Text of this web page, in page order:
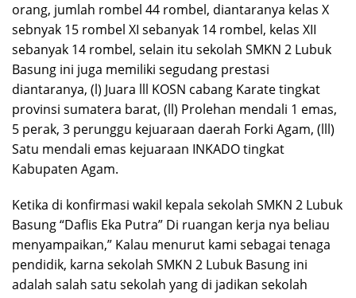
orang, jumlah rombel 44 rombel, diantaranya kelas X
sebnyak 15 rombel XI sebanyak 14 rombel, kelas XII
sebanyak 14 rombel, selain itu sekolah SMKN 2 Lubuk
Basung ini juga memiliki segudang prestasi
diantaranya, (l) Juara lll KOSN cabang Karate tingkat
provinsi sumatera barat, (ll) Prolehan mendali 1 emas,
5 perak, 3 perunggu kejuaraan daerah Forki Agam, (lll)
Satu mendali emas kejuaraan INKADO tingkat
Kabupaten Agam.
Ketika di konfirmasi wakil kepala sekolah SMKN 2 Lubuk
Basung “Daflis Eka Putra” Di ruangan kerja nya beliau
menyampaikan,” Kalau menurut kami sebagai tenaga
pendidik, karna sekolah SMKN 2 Lubuk Basung ini
adalah salah satu sekolah yang di jadikan sekolah